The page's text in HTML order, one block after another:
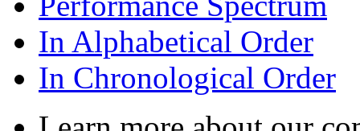
In Alphabetical Order
In Chronological Order